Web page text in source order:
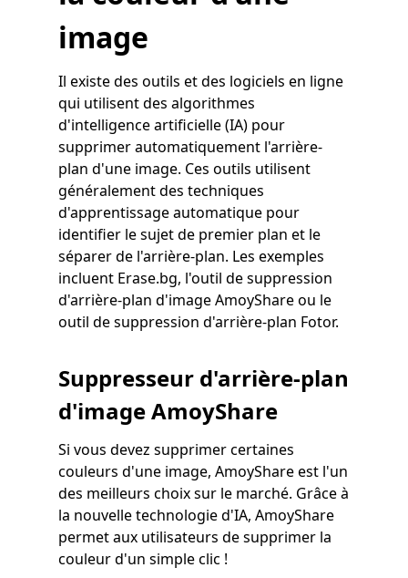
image
Il existe des outils et des logiciels en ligne
qui utilisent des algorithmes
d'intelligence artificielle (IA) pour
supprimer automatiquement l'arrière-
plan d'une image. Ces outils utilisent
généralement des techniques
d'apprentissage automatique pour
identifier le sujet de premier plan et le
séparer de l'arrière-plan. Les exemples
incluent Erase.bg, l'outil de suppression
d'arrière-plan d'image AmoyShare ou le
outil de suppression d'arrière-plan Fotor.
Suppresseur d'arrière-plan
d'image AmoyShare
Si vous devez supprimer certaines
couleurs d'une image, AmoyShare est l'un
des meilleurs choix sur le marché. Grâce à
la nouvelle technologie d'IA, AmoyShare
permet aux utilisateurs de supprimer la
couleur d'un simple clic !